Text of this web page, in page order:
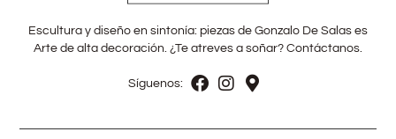
Escultura y diseño en sintonía: piezas de Gonzalo De Salas es
Arte de alta decoración. ¿Te atreves a soñar? Contáctanos.
Síguenos: